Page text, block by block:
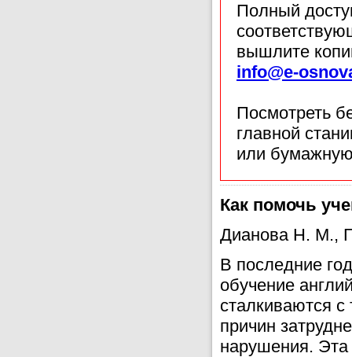
Полный
вышлите
info@e-
Посмотреть
главной
или
Как помочь
Дианова Н. М.,
В последние
обучение
сталкиваются
причин
нарушения. Эта